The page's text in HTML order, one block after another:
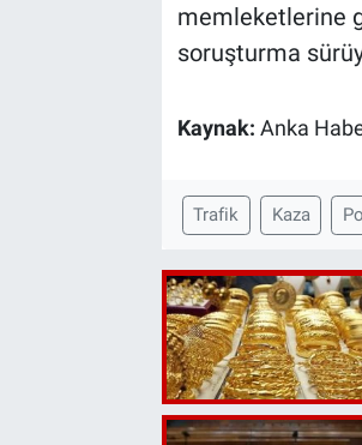
memleketlerine
soruşturma
Kaynak: Anka
Trafik Kaza